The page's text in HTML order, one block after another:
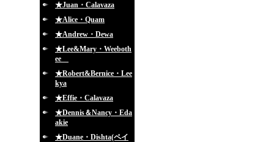
★Juan・Calavaza
★Alice・Quam
★Andrew・Dewa
★Lee&Mary・Weeboth
ee
★Robert&Bernice・Lee
kya
★Effie・Calavaza
★Dennis＆Nancy・Eda
akie
★Duane・Dishta(ペイ